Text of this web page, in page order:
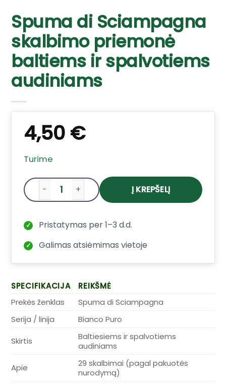
Spuma di Sciampagna
skalbimo priemonė
baltiems ir spalvotiems
audiniams
4,50 €
Turime
produkto kiekis: Spuma di Sciampagna
Į KREPŠELĮ
✓ Pristatymas per 1–3 d.d.
✓ Galimas atsiėmimas vietoje
SPECIFIKACIJA
REIKŠMĖ
Prekės ženklas
Spuma di Sciampagna
Serija / linija
Bianco Puro
Skirtis
Baltiesiems ir spalvotiems
audiniams
Apie
29 skalbimai (pagal pakuotės
nurodymą)